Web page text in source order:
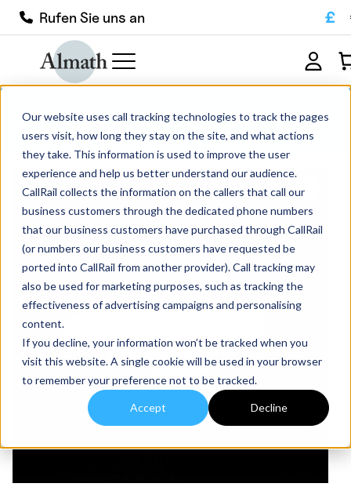
Our website uses call tracking technologies to track the pages
users visit, how long they stay on the site, and what actions
they take. This information is used to improve the user
experience and help us better understand our audience.
CallRail collects the information on the callers that call our
business customers through the dedicated phone numbers
that our business customers have purchased through CallRail
(or numbers our business customers have requested be
ported into CallRail from another provider). Call tracking may
also be used for marketing purposes, such as tracking the
effectiveness of advertising campaigns and personalising
content.
If you decline, your information won’t be tracked when you
visit this website. A single cookie will be used in your browser
to remember your preference not to be tracked.
Accept Decline
Rufen Sie uns an £
SS22Z Rechteckiger Zirkoniumdioxid-
Tiegel 1.63ml